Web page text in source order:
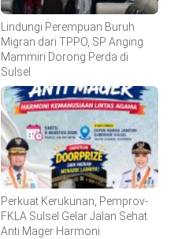
Lindungi Perempuan Buruh
Migran dari TPPO, SP Anging
Mammiri Dorong Perda di
Sulsel
Perkuat Kerukunan, Pemprov-
FKLA Sulsel Gelar Jalan Sehat
Anti Mager Harmoni